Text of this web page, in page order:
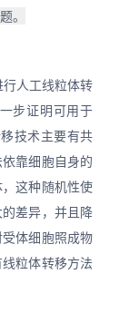
。
人工线粒体转
步证明可用于
技术主要有共
靠细胞自身的
这种随机性使
差异，并且降
体细胞照成物
粒体转移方法